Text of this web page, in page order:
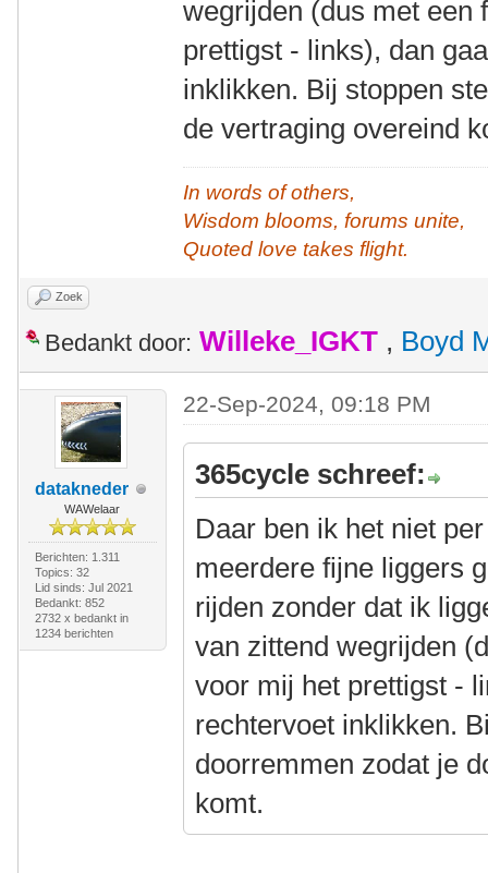
wegrijden (dus met een
prettigst - links), dan
inklikken. Bij stoppen
de vertraging overeind
In words of others,
Wisdom blooms, forums unite,
Quoted love takes flight.
Zoek
Bedankt door: Willeke_IGKT , Boyd
datakneder
WAWelaar
Berichten: 1.311
Topics: 32
Lid sinds: Jul 2021
Bedankt: 852
2732 x bedankt in
1234 berichten
22-Sep-2024, 09:18 PM
365cycle schreef:
Daar ben ik het niet
meerdere fijne liggers
rijden zonder dat ik
van zittend wegrijden
voor mij het prettigst -
rechtervoet inklikken.
doorremmen zodat je
komt.